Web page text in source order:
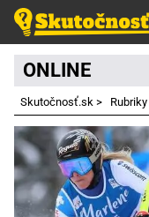
ONLINE
Skutočnosť.sk > Rubriky